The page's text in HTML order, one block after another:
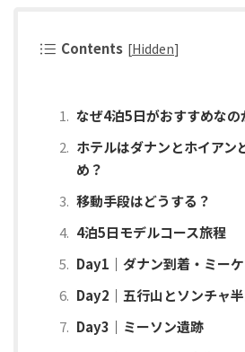
Contents [Hidden]
なぜ4泊5日がおすすめなの
ホテルはダナンとホイアン
め？
移動手段はどうする？
4泊5日モデルコース旅程
Day1｜ダナン到着・ミー
Day2｜五行山とソンチャ
Day3｜ミーソン遺跡